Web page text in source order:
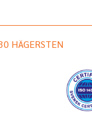
HÄGERSTEN